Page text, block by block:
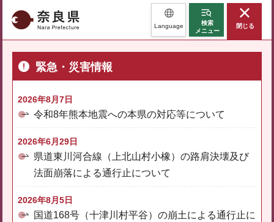
奈良県 Language
検索
メニュー
閉じる
緊急・災害情報
2026年8月7日
令和8年熊本地震への本県の対応等について
2026年6月29日
県道東川河合線（上北山村小橡）の路肩決壊及び
法面崩落による通行止について
2026年8月5日
国道168号（十津川村平谷）の崩土による通行止に